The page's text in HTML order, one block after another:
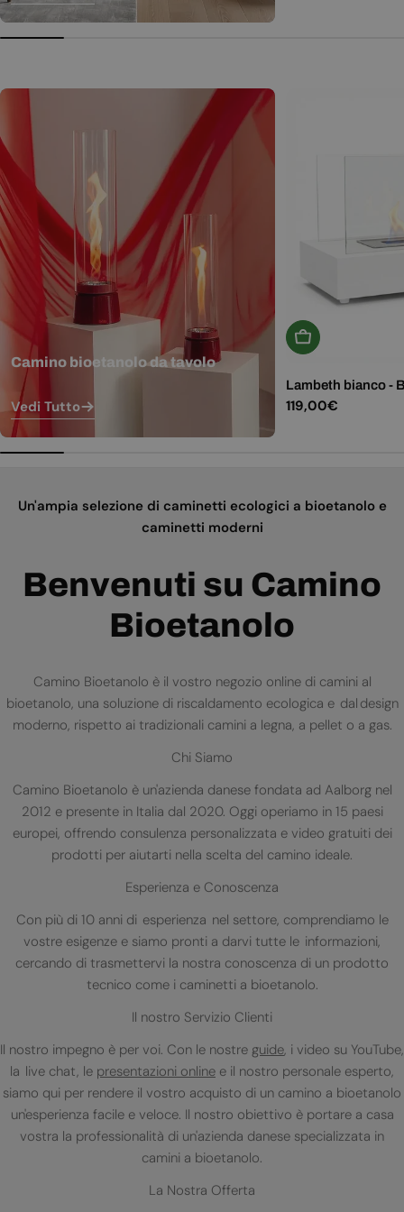
Camino bioetanolo da tavolo
Vedi Tutto
Aggiungi Al
Lambeth bianco -
Prezzo
119,00€
Un'ampia selezione di caminetti ecologici a bioetanolo e
caminetti moderni
Benvenuti su Camino
Bioetanolo
Camino Bioetanolo è il vostro negozio online di camini al
bioetanolo, una soluzione di riscaldamento ecologica e dal design
moderno, rispetto ai tradizionali camini a legna, a pellet o a gas.
Chi Siamo
Camino Bioetanolo è un'azienda danese fondata ad Aalborg nel
2012 e presente in Italia dal 2020. Oggi operiamo in 15 paesi
europei, offrendo consulenza personalizzata e video gratuiti dei
prodotti per aiutarti nella scelta del camino ideale.
Esperienza e Conoscenza
Con più di 10 anni di esperienza nel settore, comprendiamo le
vostre esigenze e siamo pronti a darvi tutte le informazioni,
cercando di trasmettervi la nostra conoscenza di un prodotto
tecnico come i caminetti a bioetanolo.
Il nostro Servizio Clienti
Il nostro impegno è per voi. Con le nostre guide, i video su YouTube,
la live chat, le presentazioni online e il nostro personale esperto,
siamo qui per rendere il vostro acquisto di un camino a bioetanolo
un'esperienza facile e veloce. Il nostro obiettivo è portare a casa
vostra la professionalità di un'azienda danese specializzata in
camini a bioetanolo.
La Nostra Offerta